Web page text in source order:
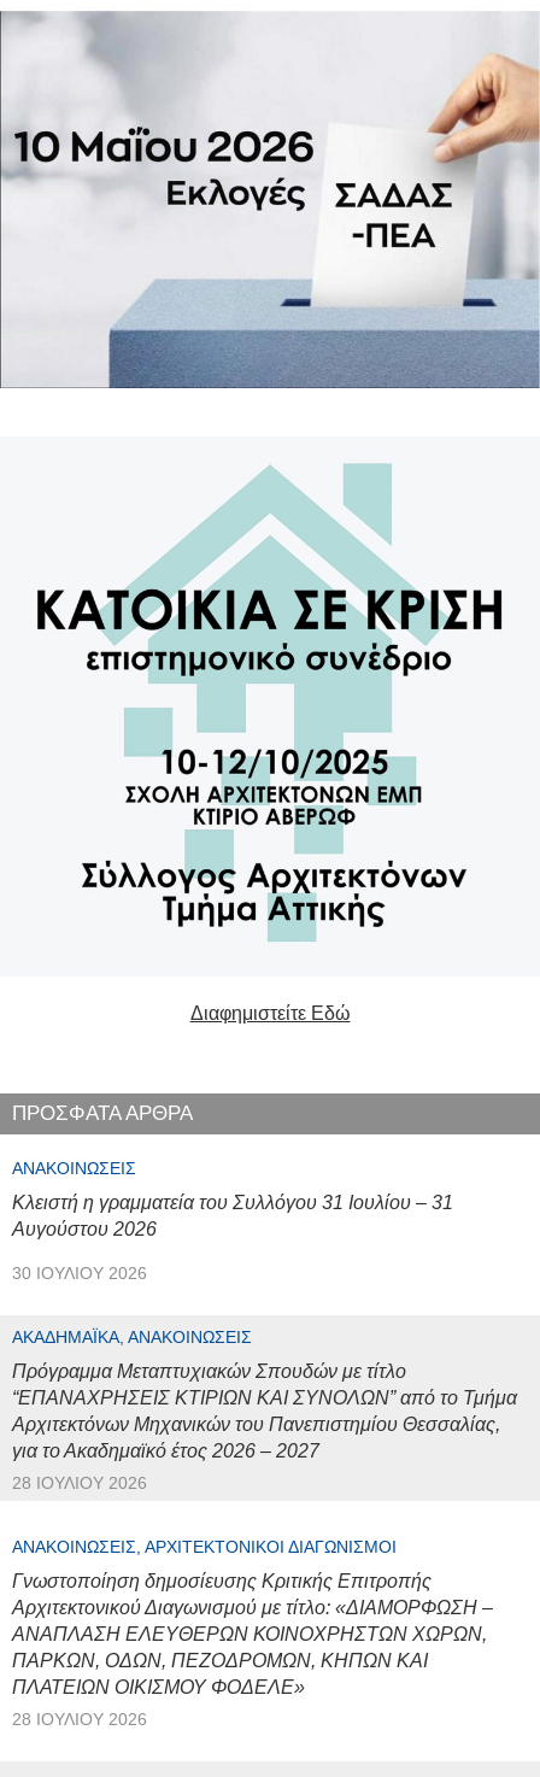
Διαφημιστείτε Εδώ
ΠΡΟΣΦΑΤΑ ΑΡΘΡΑ
ΑΝΑΚΟΙΝΏΣΕΙΣ
Κλειστή η γραμματεία του Συλλόγου 31 Ιουλίου – 31
Αυγούστου 2026
30 ΙΟΥΛΊΟΥ 2026
ΑΚΑΔΗΜΑΪΚΆ, ΑΝΑΚΟΙΝΏΣΕΙΣ
Πρόγραμμα Μεταπτυχιακών Σπουδών με τίτλο
“ΕΠΑΝΑΧΡΗΣΕΙΣ ΚΤΙΡΙΩΝ ΚΑΙ ΣΥΝΟΛΩΝ” από το Τμήμα
Αρχιτεκτόνων Μηχανικών του Πανεπιστημίου Θεσσαλίας,
για το Ακαδημαϊκό έτος 2026 – 2027
28 ΙΟΥΛΊΟΥ 2026
ΑΝΑΚΟΙΝΏΣΕΙΣ, ΑΡΧΙΤΕΚΤΟΝΙΚΟΊ ΔΙΑΓΩΝΙΣΜΟΊ
Γνωστοποίηση δημοσίευσης Κριτικής Επιτροπής
Αρχιτεκτονικού Διαγωνισμού με τίτλο: «ΔΙΑΜΟΡΦΩΣΗ –
ΑΝΑΠΛΑΣΗ ΕΛΕΥΘΕΡΩΝ ΚΟΙΝΟΧΡΗΣΤΩΝ ΧΩΡΩΝ,
ΠΑΡΚΩΝ, ΟΔΩΝ, ΠΕΖΟΔΡΟΜΩΝ, ΚΗΠΩΝ ΚΑΙ
ΠΛΑΤΕΙΩΝ ΟΙΚΙΣΜΟΥ ΦΟΔΕΛΕ»
28 ΙΟΥΛΊΟΥ 2026